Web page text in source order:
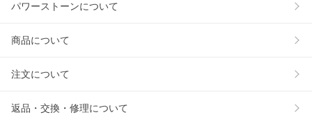
パワーストーンについて
商品について
注文について
返品・交換・修理について